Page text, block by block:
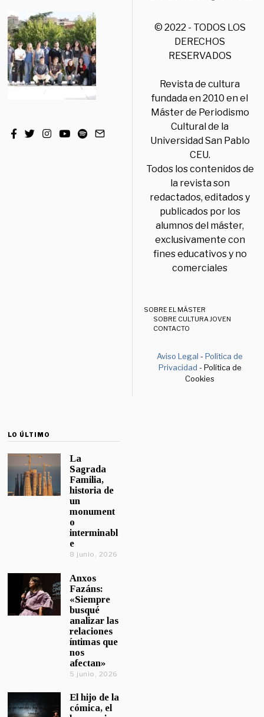
© 2022 - TODOS LOS
DERECHOS
RESERVADOS
Revista de cultura
fundada en 2010 en el
Máster de Periodismo
Cultural de la
Universidad San Pablo
CEU.
Todos los contenidos de
la revista son
redactados, editados y
publicados por los
alumnos del máster,
exclusivamente con
fines educativos y no
comerciales
SOBRE EL MÁSTER
SOBRE CULTURA JOVEN
CONTACTO
Aviso Legal -Política de
Privacidad - Política de
Cookies
LO ÚLTIMO
La
Sagrada
Familia,
historia de
un
monument
o
interminabl
e
8 junio, 2026
Anxos
Fazáns:
«Siempre
busqué
analizar las
relaciones
íntimas que
nos
afectan»
5 junio, 2026
El hijo de la
cómica, el